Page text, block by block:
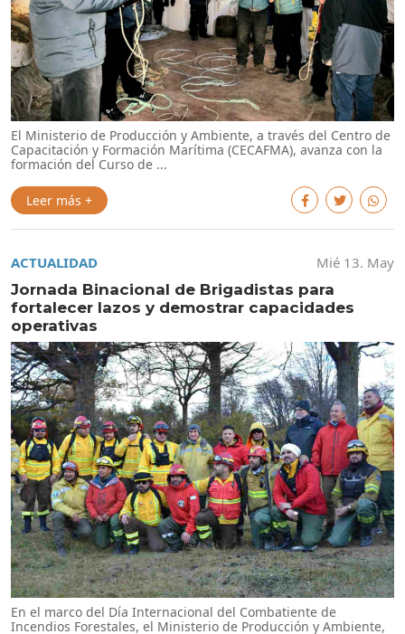
El Ministerio de Producción y Ambiente, a través del Centro de
Capacitación y Formación Marítima (CECAFMA), avanza con la
formación del Curso de ...
Leer más +
ACTUALIDAD
Mié 13. May
Jornada Binacional de Brigadistas para
fortalecer lazos y demostrar capacidades
operativas
En el marco del Día Internacional del Combatiente de
Incendios Forestales, el Ministerio de Producción y Ambiente,